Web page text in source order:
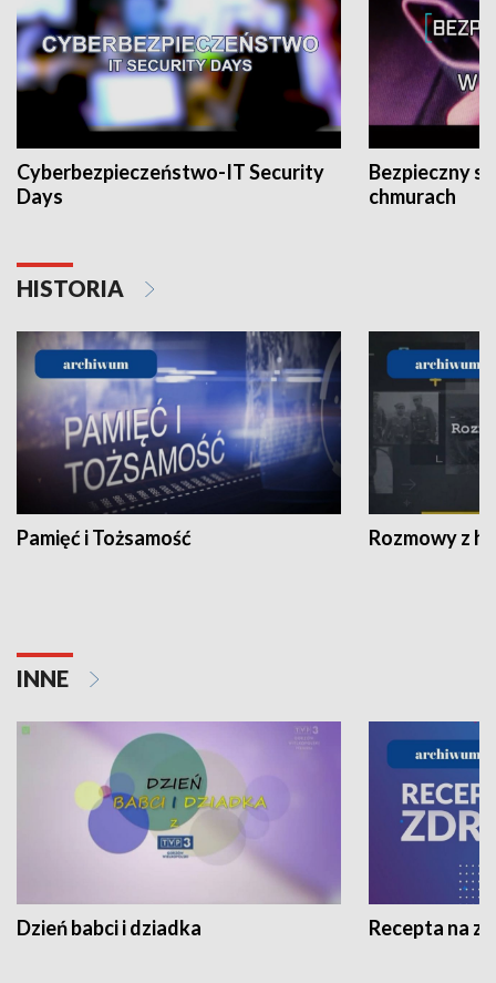
Cyberbezpieczeństwo-IT Security
Days
Bezpieczny
chmurach
HISTORIA
Pamięć i Tożsamość Rozmowy z
INNE
Dzień babci i dziadka Recepta na